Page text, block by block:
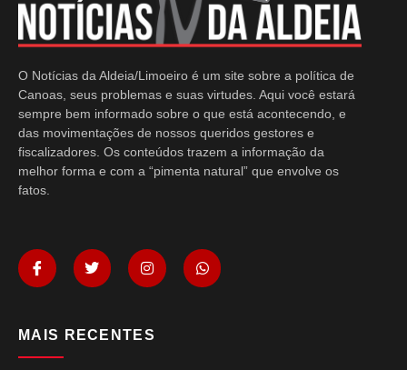
O Notícias da Aldeia/Limoeiro é um site sobre a política de
Canoas, seus problemas e suas virtudes. Aqui você estará
sempre bem informado sobre o que está acontecendo, e
das movimentações de nossos queridos gestores e
fiscalizadores. Os conteúdos trazem a informação da
melhor forma e com a “pimenta natural” que envolve os
fatos.
MAIS RECENTES